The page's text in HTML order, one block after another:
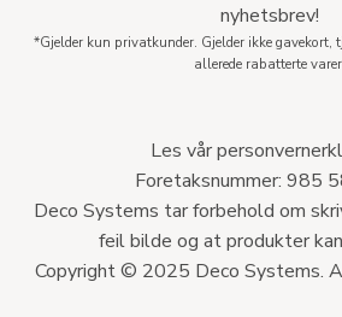
nyhetsbrev!
*Gjelder kun privatkunder. Gjelder ikke gavekort,
allerede rabatterte
Les vår
Foretaksnummer: 985
Deco Systems tar forbehold om
feil bilde og at produkter
Copyright © 2025 Deco Systems.